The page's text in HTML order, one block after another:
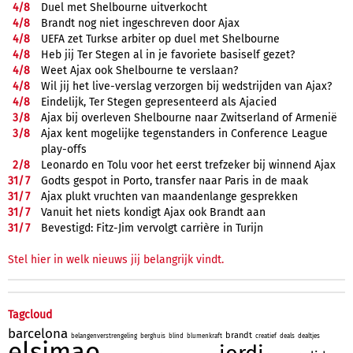
4/8
Duel met Shelbourne uitverkocht
4/8
Brandt nog niet ingeschreven door Ajax
4/8
UEFA zet Turkse arbiter op duel met Shelbourne
4/8
Heb jij Ter Stegen al in je favoriete basiself gezet?
4/8
Weet Ajax ook Shelbourne te verslaan?
4/8
Wil jij het live-verslag verzorgen bij wedstrijden van Ajax?
4/8
Eindelijk, Ter Stegen gepresenteerd als Ajacied
3/8
Ajax bij overleven Shelbourne naar Zwitserland of Armenië
3/8
Ajax kent mogelijke tegenstanders in Conference League
play-offs
2/8
Leonardo en Tolu voor het eerst trefzeker bij winnend Ajax
31/7
Godts gespot in Porto, transfer naar Paris in de maak
31/7
Ajax plukt vruchten van maandenlange gesprekken
31/7
Vanuit het niets kondigt Ajax ook Brandt aan
31/7 Bevestigd: Fitz-Jim vervolgt carrière in Turijn
Stel hier in welk nieuws jij belangrijk vindt.
Tagcloud
barcelona belangenverstrengeling berghuis blind blumenkraft brandt creatief deals dealtjes